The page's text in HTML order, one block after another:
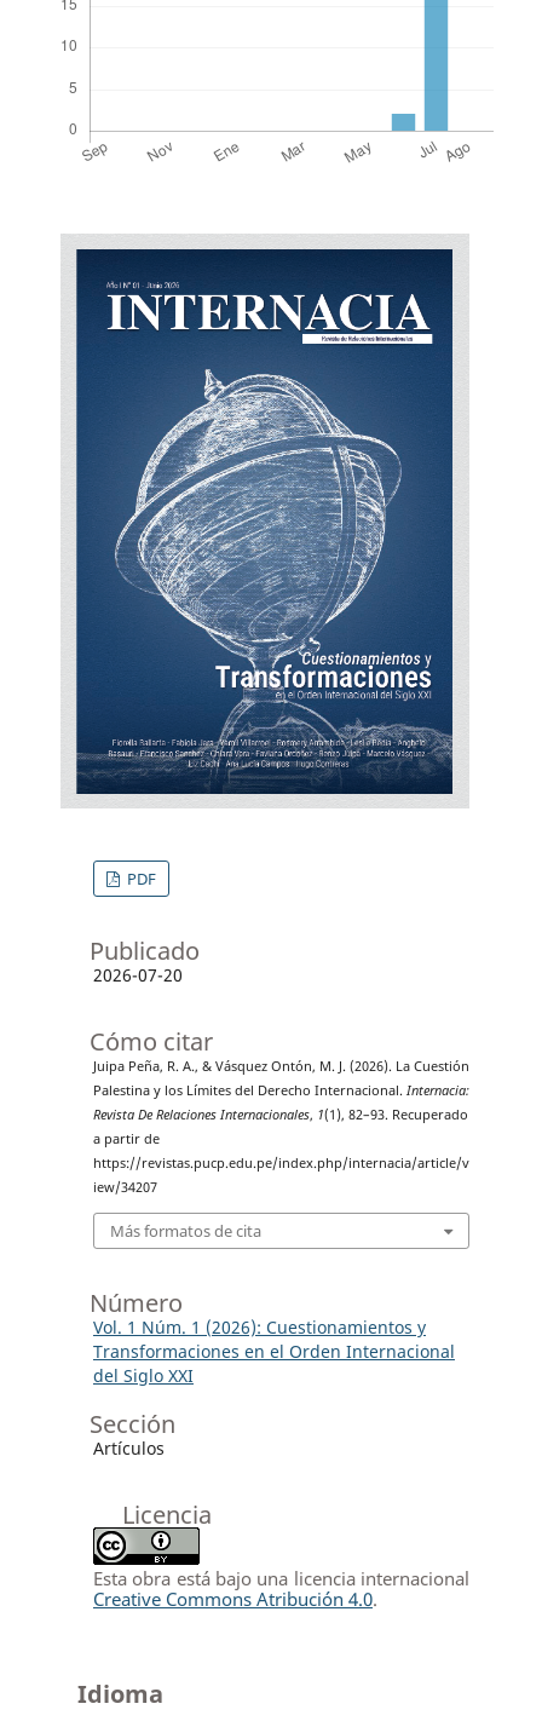
PDF
Publicado
2026-07-20
Cómo citar
Juipa Peña, R. A., & Vásquez Ontón, M. J. (2026). La Cuestión
Palestina y los Límites del Derecho Internacional. Internacia:
Revista De Relaciones Internacionales, 1(1), 82–93. Recuperado
a partir de
https://revistas.pucp.edu.pe/index.php/internacia/article/v
iew/34207
Más formatos de cita
Número
Vol. 1 Núm. 1 (2026): Cuestionamientos y
Transformaciones en el Orden Internacional
del Siglo XXI
Sección
Artículos
Licencia
Esta obra está bajo una licencia internacional
Creative Commons Atribución 4.0.
Idioma